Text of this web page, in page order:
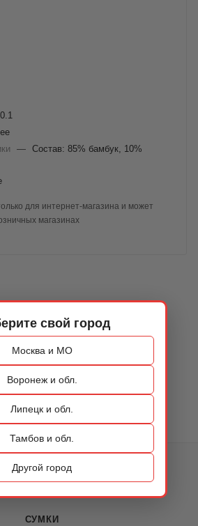
свой город
Москва и МО
Воронеж и обл.
Липецк и обл.
Тамбов и обл.
Другой город
0.1
— Состав: 85% бамбук, 10%
для интернет-магазина и может
магазинах
КАТАЛОГ
СУМКИ